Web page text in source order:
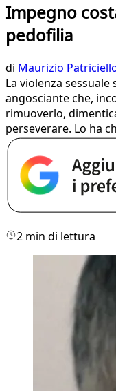
Impegno
pedofilia
di Maurizio
La violenza
angosciante che,
rimuoverlo,
perseverare. Lo ha
2 min di lettura